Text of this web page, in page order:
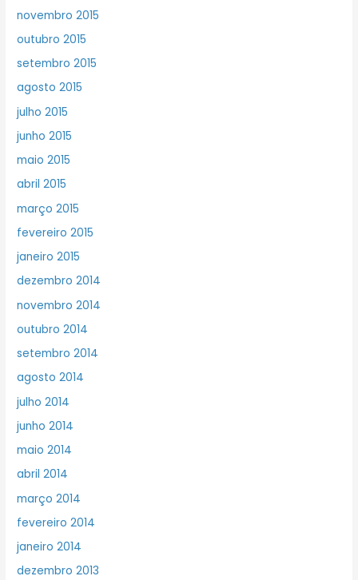
novembro 2015
outubro 2015
setembro 2015
agosto 2015
julho 2015
junho 2015
maio 2015
abril 2015
março 2015
fevereiro 2015
janeiro 2015
dezembro 2014
novembro 2014
outubro 2014
setembro 2014
agosto 2014
julho 2014
junho 2014
maio 2014
abril 2014
março 2014
fevereiro 2014
janeiro 2014
dezembro 2013